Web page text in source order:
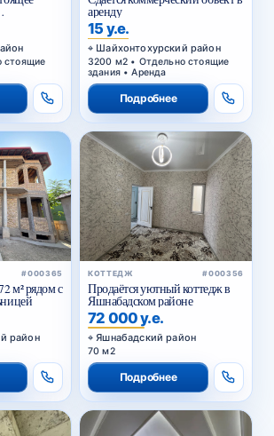
стоящие
аренду
15 у.е.
Шайхонтохурский район
3200 м2 • Отдельно стоящие
здания • Аренда
Подробнее
#000365
м² рядом с
район
КОТТЕДЖ #000356
Продаётся уютный коттедж в
Яшнабадском районе
72 000 у.е.
Яшнабадский район
70 м2
Подробнее